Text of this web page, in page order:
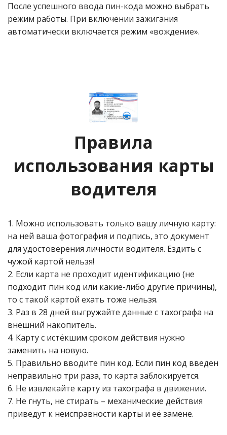
После успешного ввода пин-кода можно выбрать
режим работы. При включении зажигания
автоматически включается режим «вождение».
Правила
использования карты
водителя
1. Можно использовать только вашу личную карту:
на ней ваша фотография и подпись, это документ
для удостоверения личности водителя. Ездить с
чужой картой нельзя!
2. Если карта не проходит идентификацию (не
подходит пин код или какие-либо другие причины),
то с такой картой ехать тоже нельзя.
3. Раз в 28 дней выгружайте данные с тахографа на
внешний накопитель.
4. Карту с истёкшим сроком действия нужно
заменить на новую.
5. Правильно вводите пин код. Если пин код введен
неправильно три раза, то карта заблокируется.
6. Не извлекайте карту из тахографа в движении.
7. Не гнуть, не стирать – механические действия
приведут к неисправности карты и её замене.